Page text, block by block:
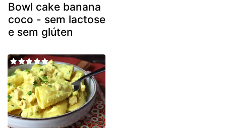
Bowl cake banana
coco - sem lactose
e sem glúten